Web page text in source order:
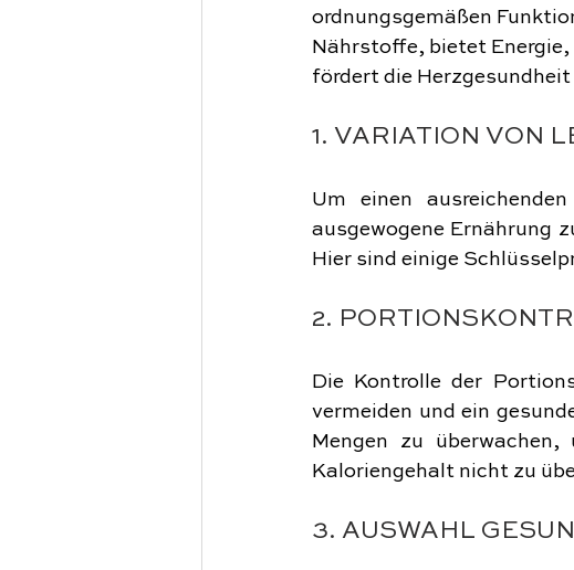
ordnungsgemäßen
Nährstoffe, bietet
fördert die
1. VARIATION VON
Um einen
ausgewogene Ernährung
Hier sind einige
2.
Die Kontrolle der
vermeiden und ein
Mengen zu
Kaloriengehalt nicht zu
3. AUSWAHL